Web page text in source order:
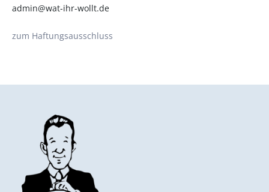
admin@wat-ihr-wollt.de
zum Haftungsausschluss